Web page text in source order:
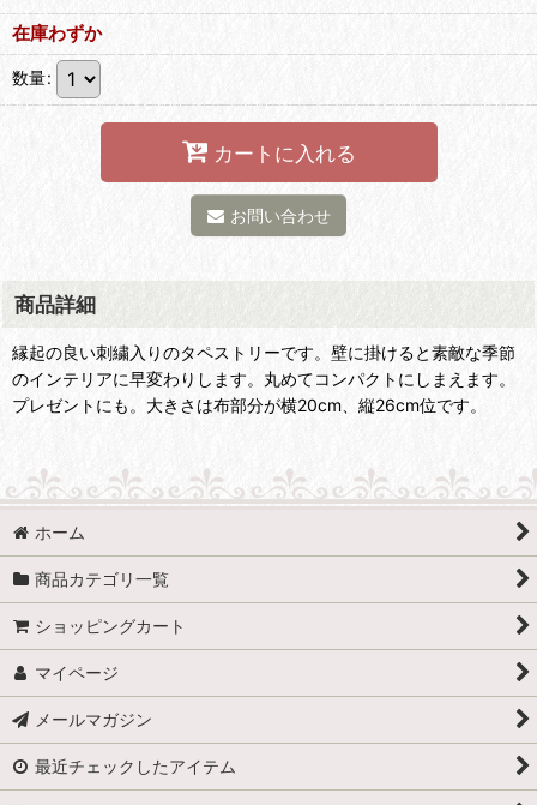
在庫わずか
数量:
カートに入れる
お問い合わせ
商品詳細
縁起の良い刺繍入りのタペストリーです。壁に掛けると素敵な季節
のインテリアに早変わりします。丸めてコンパクトにしまえます。
プレゼントにも。大きさは布部分が横20cm、縦26cm位です。
ホーム
商品カテゴリ一覧
ショッピングカート
マイページ
メールマガジン
最近チェックしたアイテム